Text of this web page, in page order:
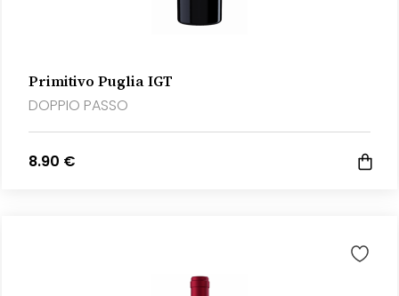
Primitivo Puglia IGT
DOPPIO PASSO
8.90 €